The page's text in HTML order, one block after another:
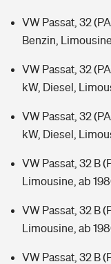
VW Passat, 32
Benzin,
VW Passat, 32
kW, Diesel,
VW Passat, 32
kW, Diesel,
VW Passat, 32 B
Limousine, ab
VW Passat, 32 B
Limousine, ab
VW Passat, 32 B